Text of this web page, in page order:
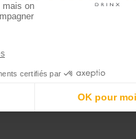
Drinx
Drinx / Tous droits réservés